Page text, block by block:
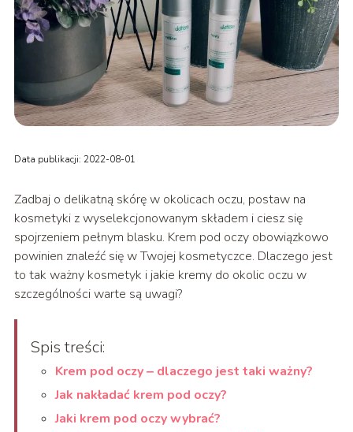
Data publikacji: 2022-08-01
Zadbaj o delikatną skórę w okolicach oczu, postaw na
kosmetyki z wyselekcjonowanym składem i ciesz się
spojrzeniem pełnym blasku. Krem pod oczy obowiązkowo
powinien znaleźć się w Twojej kosmetyczce. Dlaczego jest
to tak ważny kosmetyk i jakie kremy do okolic oczu w
szczególności warte są uwagi?
Spis treści:
Krem pod oczy ‒ dlaczego jest taki ważny?
Jak nakładać krem pod oczy?
Jaki krem pod oczy wybrać?